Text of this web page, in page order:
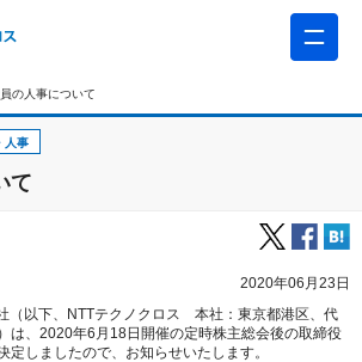
の人事について
人事
て
2020年06月23日
（以下、NTTテクノクロス 本社：東京都港区、代
は、2020年6月18日開催の定時株主総会後の取締役
定しましたので、お知らせいたします。